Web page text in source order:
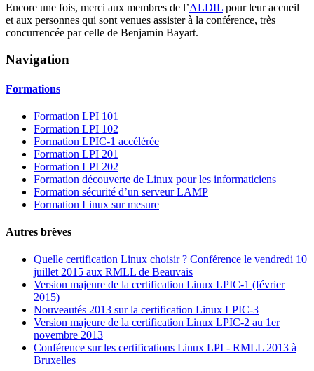
Encore une fois, merci aux membres de l’ALDIL pour leur accueil
et aux personnes qui sont venues assister à la conférence, très
concurrencée par celle de Benjamin Bayart.
Navigation
Formations
Formation LPI 101
Formation LPI 102
Formation LPIC-1 accélérée
Formation LPI 201
Formation LPI 202
Formation découverte de Linux pour les informaticiens
Formation sécurité d’un serveur LAMP
Formation Linux sur mesure
Autres brèves
Quelle certification Linux choisir ? Conférence le vendredi 10
juillet 2015 aux RMLL de Beauvais
Version majeure de la certification Linux LPIC-1 (février
2015)
Nouveautés 2013 sur la certification Linux LPIC-3
Version majeure de la certification Linux LPIC-2 au 1er
novembre 2013
Conférence sur les certifications Linux LPI - RMLL 2013 à
Bruxelles